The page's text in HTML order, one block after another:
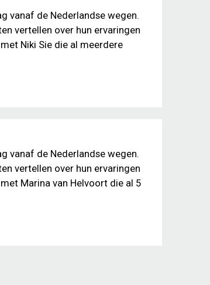
vanaf de Nederlandse wegen.
vertellen over hun ervaringen
Niki Sie die al meerdere
vanaf de Nederlandse wegen.
vertellen over hun ervaringen
Marina van Helvoort die al 5